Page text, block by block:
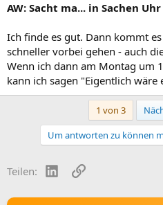
AW: Sacht ma... in Sachen Uhr
Ich finde es gut. Dann kommt
schneller vorbei gehen - auch
Wenn ich dann am Montag um
kann ich sagen "Eigentlich wäre
1 von 3
Um antworten zu können
Teilen: LinkedInLink